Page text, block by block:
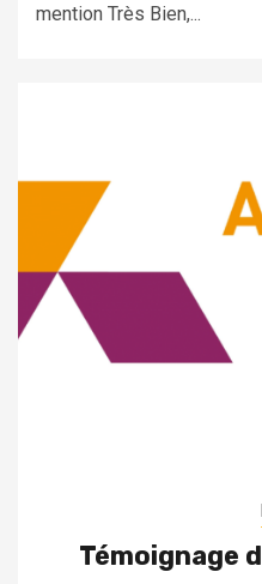
mention Très Bien,...
Témoignage